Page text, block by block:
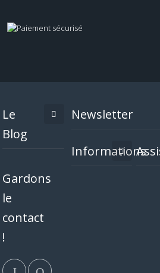
Le
Blog
Gardons
le
contact
!
Newsletter
Informations